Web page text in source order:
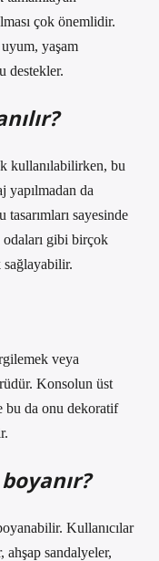
çok önemlidir.
uyum, yaşam
destekler.
kullanılabilirken, bu
yapılmadan da
sayesinde
gibi birçok
sağlayabilir.
veya
Konsolun üst
bu da onu dekoratif
Kullanıcılar
ahşap sandalyeler,